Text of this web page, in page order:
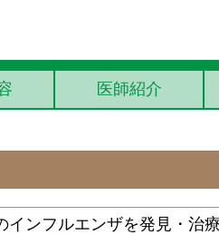
医師紹介
インフルエンザを発見・治